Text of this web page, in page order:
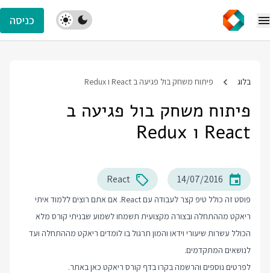
כניסה
בלוג פיתוח משחק בול פגיעה ב React ו Redux
פיתוח משחק בול פגיעה ב
React ו Redux
14/07/2016
React
פוסט זה כולל טיפ קצר לעבודה עם React. אם אתם רוצים ללמוד איתי
ריאקט מההתחלה ובצורה מקצועית תשמחו לשמוע שבניתי קורס מלא
הכולל עשרות שיעורי וידאו והמון תרגול בו לומדים ריאקט מההתחלה ועד
לנושאים המתקדמים.
לפרטים נוספים והרשמה בקרו בדף קורס ריאקט כאן באתר.